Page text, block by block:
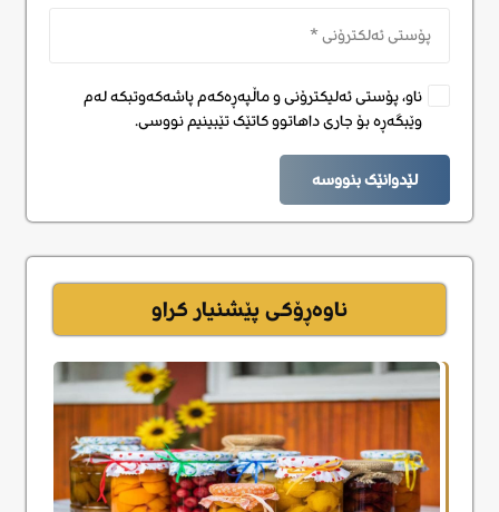
ناو، پۆستی ئەلیکترۆنی و ماڵپەڕەکەم پاشەکەوتبکە لەم
وێبگەڕە بۆ جاری داهاتوو کاتێک تێبینیم نووسی.
لێدوانێک بنووسە
ناوەڕۆکی پێشنیار کراو